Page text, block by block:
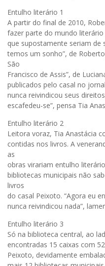
Entulho literário 1
A partir do final de 2010,
fazer parte do mundo
que supostamente seriam de
temos um sonho”, de
São
Francisco de Assis”, de
publicados pelo casal no
nunca reivindicou seus
escafedeu-se”, pensa Tia
Entulho literário 2
Leitora voraz, Tia Anastácia
contidas nos livros. A
as
obras virariam entulho
bibliotecas municipais não
livros
do casal Peixoto. “Agora eu
nunca reivindicou nada”,
Entulho literário 3
Só na biblioteca central, ao
encontradas 15 caixas com
Peixoto, devidamente